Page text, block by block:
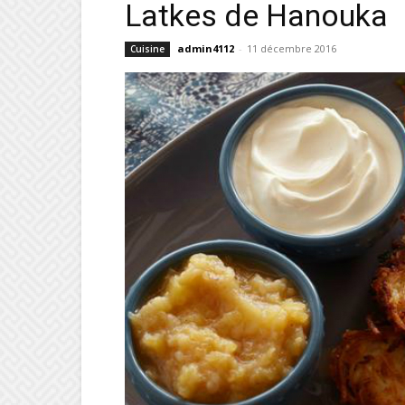
Latkes de Hanouka
Cuisine admin4112 - 11 décembre 2016